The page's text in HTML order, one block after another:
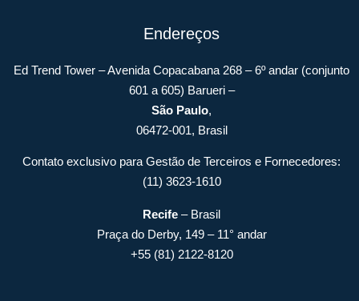
Endereços
Ed Trend Tower – Avenida Copacabana 268 – 6º andar (conjunto
601 a 605) Barueri –
São Paulo,
06472-001, Brasil
Contato exclusivo para Gestão de Terceiros e Fornecedores:
(11) 3623-1610
Recife – Brasil
Praça do Derby, 149 – 11° andar
+55 (81) 2122-8120